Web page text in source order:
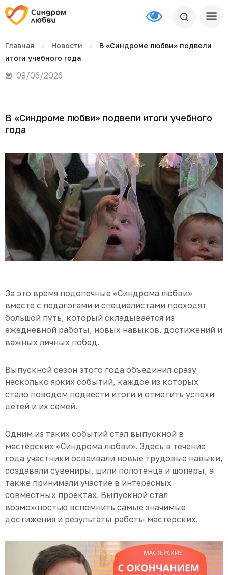
Главная › Новости ›
В «Синдроме любви» подвели
итоги учебного года
09/06/2026
В «Синдроме любви» подвели итоги учебного
года
За это время подопечные «Синдрома любви»
вместе с педагогами и специалистами проходят
большой путь, который складывается из
ежедневной работы, новых навыков, достижений и
важных личных побед.
Выпускной сезон этого года объединил сразу
несколько ярких событий, каждое из которых
стало поводом подвести итоги и отметить успехи
детей и их семей.
Одним из таких событий стал выпускной в
мастерских «Синдрома любви». Здесь в течение
года участники осваивали новые трудовые навыки,
создавали сувениры, шили полотенца и шоперы, а
также принимали участие в интересных
совместных проектах. Выпускной стал
возможностью вспомнить самые значимые
достижения и результаты работы мастерских.